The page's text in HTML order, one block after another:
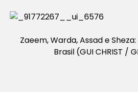
Zaeem, Warda, Assad e
Brasil (GUI CHRIST /